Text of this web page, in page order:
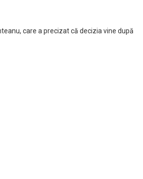
care a precizat că decizia vine după